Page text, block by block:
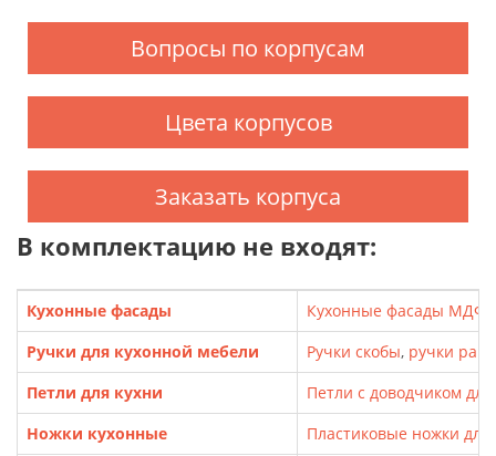
Вопросы по корпусам
Цвета корпусов
Заказать корпуса
В комплектацию не входят:
Кухонные фасады Кухонные фасады МДФ
Ручки для кухонной мебели
Ручки скобы, ручки
Петли для кухни
Петли с доводчиком для
Ножки кухонные
Пластиковые ножки